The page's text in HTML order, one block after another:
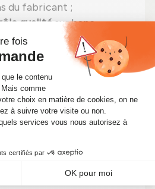
du fabricant ;
qualitésur banc
expédition.
turbocompresseur
faites un pari gagnant :
,moins de
tarif imbattable à
environnemental
en faisant des